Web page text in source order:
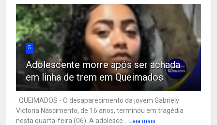
5
Adolescente morre após ser achada
em linha de trem em Queimados
QUEIMADOS - O desaparecimento da jovem Gabriely
Victoria Nascimento, de 16 anos, terminou em tragédia
nesta quarta-feira (06). A adolesce...
Leia mais